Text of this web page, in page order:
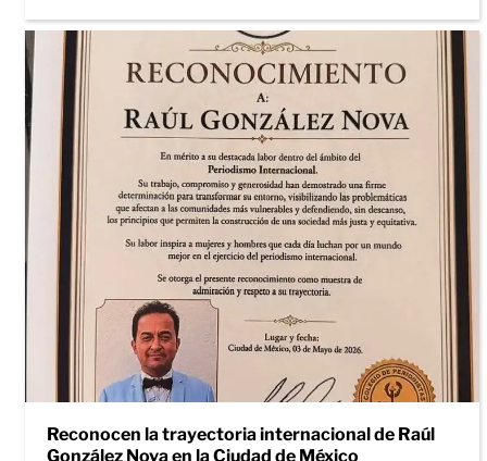
Reconocen la trayectoria internacional de Raúl
González Nova en la Ciudad de México